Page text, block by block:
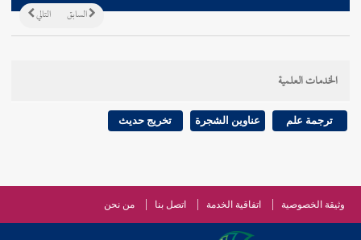
التالي السابق
الخدمات العلمية
ترجمة علم عناوين الشجرة تخريج حديث
وثيقة الخصوصية اتفاقية الخدمة اتصل بنا من نحن